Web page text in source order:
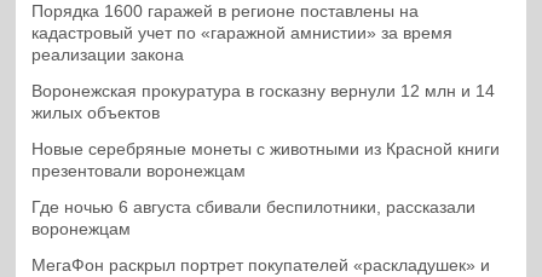
Порядка 1600 гаражей в регионе поставлены на
кадастровый учет по «гаражной амнистии» за время
реализации закона
Воронежская прокуратура в госказну вернули 12 млн и 14
жилых объектов
Новые серебряные монеты с животными из Красной книги
презентовали воронежцам
Где ночью 6 августа сбивали беспилотники, рассказали
воронежцам
МегаФон раскрыл портрет покупателей «раскладушек» и